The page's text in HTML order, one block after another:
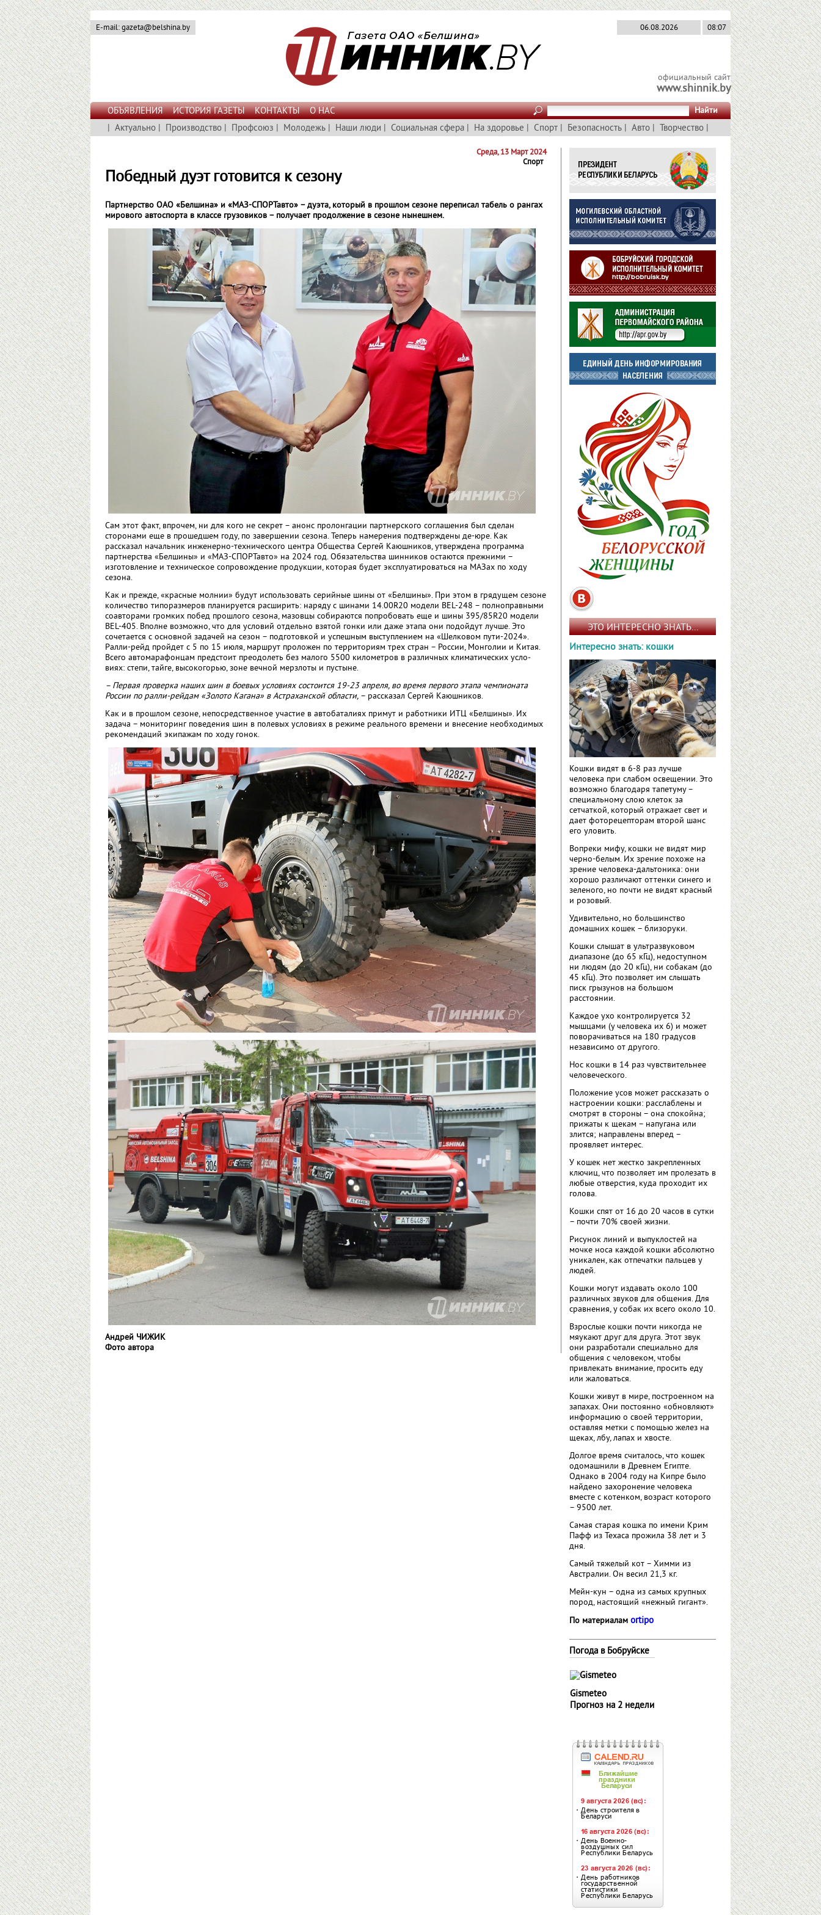
E-mail: gazeta@belshina.by 08:07
06.08.2026
официальный сайт
www.shinnik.by
ОБЪЯВЛЕНИЯ ИСТОРИЯ ГАЗЕТЫ КОНТАКТЫ О НАС Найти
| Актуально | Производство | Профсоюз | Молодежь | Наши люди | Социальная сфера | На здоровье | Спорт | Безопасность | Авто | Творчество |
Среда, 13 Март 2024
Спорт
Победный дуэт готовится к сезону
Партнерство ОАО «Белшина» и «МАЗ-СПОРТ­авто» – дуэта, который в прошлом сезоне переписал табель о рангах
мирового автоспорта в классе грузовиков – получает продолжение в сезоне нынешнем.
Сам этот факт, впрочем, ни для кого не секрет – анонс пролонгации партнерского соглашения был сделан
сторонами еще в прошедшем году, по завершении сезона. Теперь намерения подтверждены де-юре. Как
рассказал начальник инженерно-технического центра Общества Сергей Каюшников, утверждена программа
партнерства «Белшины» и «МАЗ-СПОРТавто» на 2024 год. Обязательства шинников остаются прежними –
изготовление и техническое сопровождение продукции, которая будет эксплуатироваться на МАЗах по ходу
сезона.
Как и прежде, «красные молнии» будут использовать серийные шины от «Белшины». При этом в грядущем сезоне
количество типоразмеров планируется расширить: наряду с шинами 14.00R20 модели BEL-248 – полноправными
соавторами громких побед прошлого сезона, мазовцы собираются попробовать еще и шины 395/85R20 модели
BEL-405. Вполне возможно, что для условий отдельно взятой гонки или даже этапа они подойдут лучше. Это
сочетается с основной задачей на сезон – подготовкой и успешным выступле­нием на «Шелковом пути-2024».
Ралли-рейд пройдет с 5 по 15 июля, маршрут проложен по территориям трех стран – России, Монголии и Китая.
Всего автомарафонцам предстоит преодолеть без малого 5500 километров в различных климатических усло­
виях: степи, тайге, высокогорью, зоне вечной мерзлоты и пустыне.
– Первая проверка наших шин в боевых условиях состои­тся 19-23 апреля, во время первого этапа чемпионата
России по ралли-рейдам «Золото Кагана» в Астраханской области, – рассказал Сергей Каюшников.
Как и в прошлом сезоне, непосредственное участие в автобаталиях примут и работники ИТЦ «Белшины». Их
задача – мониторинг поведения шин в полевых условиях в режиме реального времени и внесение необходимых
рекомендаций экипажам по ходу гонок.
Андрей ЧИЖИК
Фото автора
ЭТО ИНТЕРЕСНО ЗНАТЬ...
Интересно знать: кошки
Кошки видят в 6-8 раз лучше
человека при слабом освещении. Это
возможно благодаря тапетуму –
специальному слою клеток за
сетчаткой, который отражает свет и
дает фоторецепторам второй шанс
его уловить.
Вопреки мифу, кошки не видят мир
черно-белым. Их зрение похоже на
зрение человека-дальтоника: они
хорошо различают оттенки синего и
зеленого, но почти не видят красный
и розовый.
Удивительно, но большинство
домашних кошек – близоруки.
Кошки слышат в ультразвуковом
диапазоне (до 65 кГц), недоступном
ни людям (до 20 кГц), ни собакам (до
45 кГц). Это позволяет им слышать
писк грызунов на большом
расстоянии.
Каждое ухо контролируется 32
мышцами (у человека их 6) и может
поворачиваться на 180 градусов
независимо от другого.
Нос кошки в 14 раз чувствительнее
человеческого.
Положение усов может рассказать о
настроении кошки: расслаблены и
смотрят в стороны – она спокойна;
прижаты к щекам – напугана или
злится; направлены вперед –
проявляет интерес.
У кошек нет жестко закрепленных
ключиц, что позволяет им пролезать в
любые отверстия, куда проходит их
голова.
Кошки спят от 16 до 20 часов в сутки
– почти 70% своей жизни.
Рисунок линий и выпуклостей на
мочке носа каждой кошки абсолютно
уникален, как отпечатки пальцев у
людей.
Кошки могут издавать около 100
различных звуков для общения. Для
сравнения, у собак их всего около 10.
Взрослые кошки почти никогда не
мяукают друг для друга. Этот звук
они разработали специально для
общения с человеком, чтобы
привлекать внимание, просить еду
или жаловаться.
Кошки живут в мире, построенном на
запахах. Они постоянно «обновляют»
информацию о своей территории,
оставляя метки с помощью желез на
щеках, лбу, лапах и хвосте.
Долгое время считалось, что кошек
одомашнили в Древнем Египте.
Однако в 2004 году на Кипре было
найдено захоронение человека
вместе с котенком, возраст которого
– 9500 лет.
Самая старая кошка по имени Крим
Пафф из Техаса прожила 38 лет и 3
дня.
Самый тяжелый кот – Химми из
Австралии. Он весил 21,3 кг.
Мейн-кун – одна из самых крупных
пород, настоящий «нежный гигант».
По материалам ortipo
Погода в Бобруйске
Gismeteo
Прогноз на 2 недели